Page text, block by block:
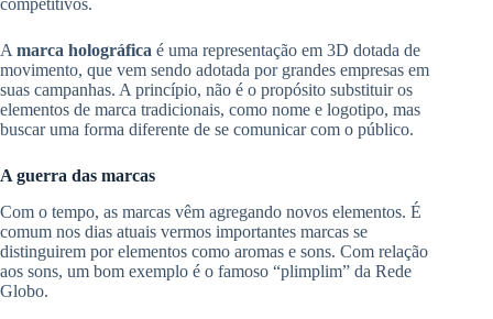
competitivos.
A marca holográfica é uma representação em 3D dotada de
movimento, que vem sendo adotada por grandes empresas em
suas campanhas. A princípio, não é o propósito substituir os
elementos de marca tradicionais, como nome e logotipo, mas
buscar uma forma diferente de se comunicar com o público.
A guerra das marcas
Com o tempo, as marcas vêm agregando novos elementos. É
comum nos dias atuais vermos importantes marcas se
distinguirem por elementos como aromas e sons. Com relação
aos sons, um bom exemplo é o famoso “plimplim” da Rede
Globo.